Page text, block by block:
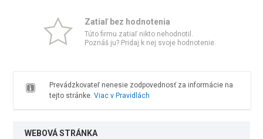
Zatiaľ bez hodnotenia
Túto firmu zatiaľ nikto nehodnotil.
Poznáš ju? Pridaj k nej svoje hodnotenie.
Prevádzkovateľ nenesie zodpovednosť za informácie na
tejto stránke. Viac v Pravidlách
WEBOVÁ STRÁNKA